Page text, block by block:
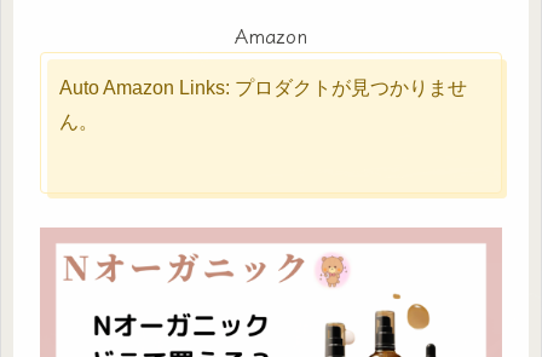
Amazon
Auto Amazon Links: プロダクトが見つかりませ
ん。